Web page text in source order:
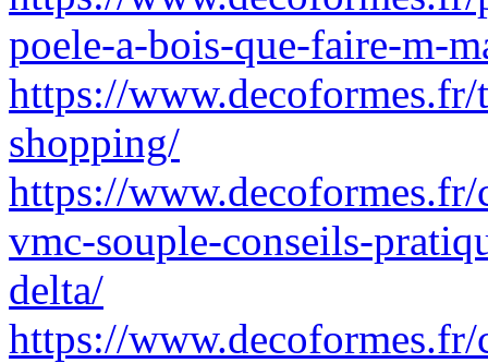
poele-a-bois-que-faire-m-
https://
shopping/
https://
vmc-souple-conseils-
delta/
https://